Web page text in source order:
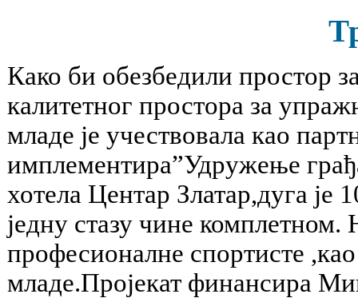
Како би обезбедили простор
калитетног простора за
младе је учествовала као
имплементира”Удружење
хотела Центар Златар,дуга
једну стазу чине комплетном.
професионалне спортисте
младе.Пројекат финансира